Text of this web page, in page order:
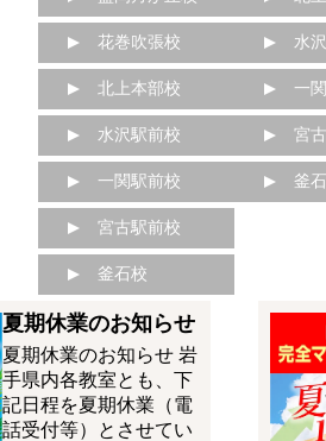
花巻吹張校
北上本部校
水沢駅前校
一関駅前校
宮古駅前校
釜石校
水
一
宮
釜
夏期休業のお知らせ
夏期休業のお知らせ 岩
手県内各教室とも、下
記日程を夏期休業（電
話受付等）とさせてい